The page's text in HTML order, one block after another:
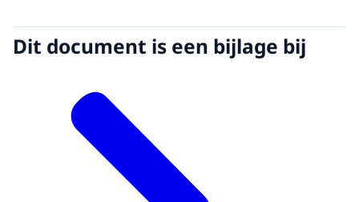
Dit document is een bijlage bij